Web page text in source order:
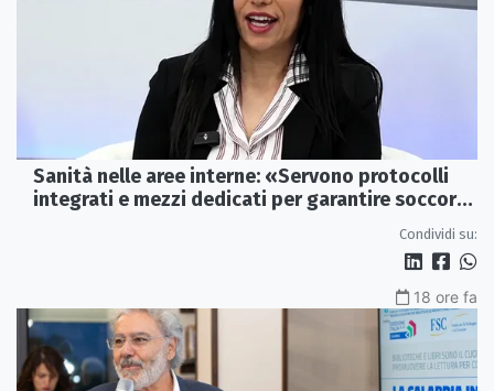
Sanità nelle aree interne: «Servono protocolli
integrati e mezzi dedicati per garantire soccorsi
Condividi su:
18 ore fa